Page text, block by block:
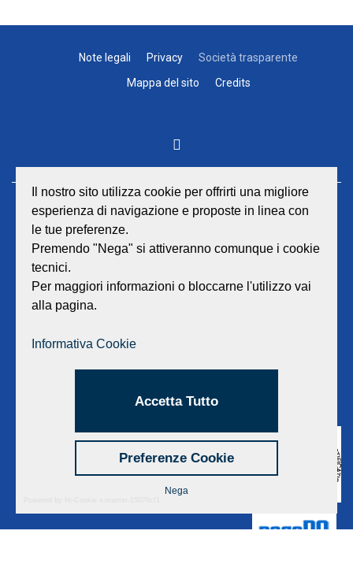
Note legali Privacy
Società trasparente
Mappa del sito
Credits
GEAT Srl
Sede legale e amministrativa:
Viale Lombardia 17 - 47838 Riccione
Capitale sociale euro 12.233.943,00 I.V.
E-mail:
Il nostro sito utilizza cookie per offrirti una migliore
esperienza di navigazione e proposte in linea con
le tue preferenze.
Premendo "Nega" si attiveranno comunque i cookie
tecnici.
Per maggiori informazioni o bloccarne l'utilizzo vai
alla pagina.
Informativa Cookie
Accetta Tutto
Preferenze Cookie
Nega